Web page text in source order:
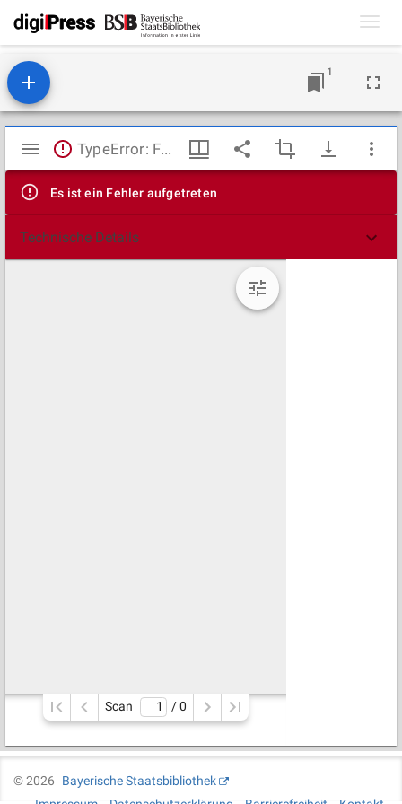
1
Mirador
Viewer
TypeError: Failed to fetch
Es ist ein Fehler aufgetreten
Technische Details
Scan / 0
©2026
Bayerische Staatsbibliothek